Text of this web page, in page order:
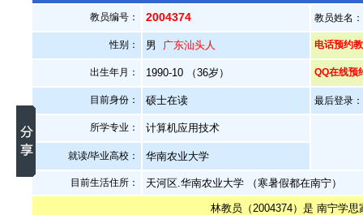
教员编号： 2004374 教员姓名
性别： 男 广东汕头人 电话预约
出生年月： 1990-10 （36岁） QQ在线预
目前身份： 硕士在读 最后登录
所学专业： 计算机应用技术
就读/毕业高校： 华南农业大学
目前生活住所： 天河区.华南农业大学 （寒暑假都在南宁）
林教员（2004374）是 南宁学思